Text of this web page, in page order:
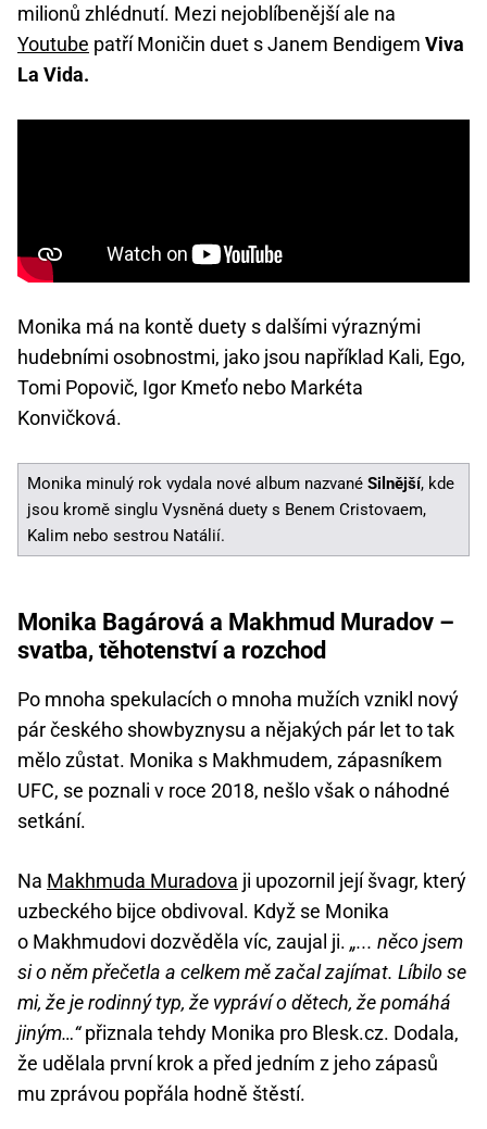
milionů zhlédnutí. Mezi nejoblíbenější ale na
Youtube patří Moničin duet s Janem Bendigem Viva
La Vida.
Monika má na kontě duety s dalšími výraznými
hudebními osobnostmi, jako jsou například Kali, Ego,
Tomi Popovič, Igor Kmeťo nebo Markéta
Konvičková.
Monika minulý rok vydala nové album nazvané Silnější, kde
jsou kromě singlu Vysněná duety s Benem Cristovaem,
Kalim nebo sestrou Natálií.
Monika Bagárová a Makhmud Muradov –
svatba, těhotenství a rozchod
Po mnoha spekulacích o mnoha mužích vznikl nový
pár českého showbyznysu a nějakých pár let to tak
mělo zůstat. Monika s Makhmudem, zápasníkem
UFC, se poznali v roce 2018, nešlo však o náhodné
setkání.
Na Makhmuda Muradova ji upozornil její švagr, který
uzbeckého bijce obdivoval. Když se Monika
o Makhmudovi dozvěděla víc, zaujal ji. „... něco jsem
si o něm přečetla a celkem mě začal zajímat. Líbilo se
mi, že je rodinný typ, že vypráví o dětech, že pomáhá
jiným…“přiznala tehdy Monika pro Blesk.cz. Dodala,
že udělala první krok a před jedním z jeho zápasů
mu zprávou popřála hodně štěstí.